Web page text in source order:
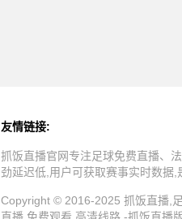
友情链接:
抓饭直播官网专注足球免费直播、
劲延迟低,用户可获取赛事实时数据,
Copyright © 2016-2025 抓饭直播,